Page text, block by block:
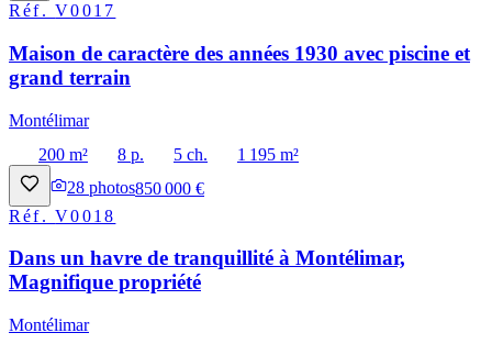
Réf.V0017
Maison de caractère des années 1930 avec piscine et
grand terrain
Montélimar
200 m²
8 p. 5 ch.
1 195 m²
28 photos850 000 €
Réf.V0018
Dans un havre de tranquillité à Montélimar,
Magnifique propriété
Montélimar